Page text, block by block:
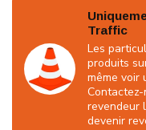
Traffic
Les
produits
même voir
revendeur
devenir